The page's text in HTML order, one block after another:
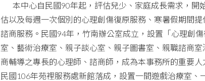
本中心自民國90年起，評估兒少、家庭成長需求，開
估以及每週一次個別的心理創傷復原服務、寒暑假期間
諮商服務。民國94年，竹南辦公室成立，設置「心理創
室、藝術治療室、親子談心室、親子圖書室、親職諮商
商輔導之專長的心理師、諮商師，成為本事務所的重要
民國106年苑裡服務處新館落成，設置一間遊戲治療室、